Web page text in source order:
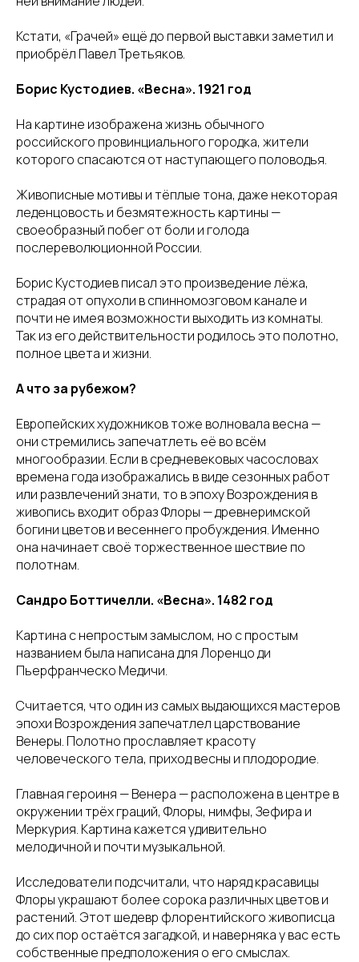
Кстати, «Грачей» ещё до первой выставки заметил и
приобрёл Павел Третьяков.
Борис Кустодиев. «Весна». 1921 год
На картине изображена жизнь обычного
российского провинциального городка, жители
которого спасаются от наступающего половодья.
Живописные мотивы и тёплые тона, даже некоторая
леденцовость и безмятежность картины —
своеобразный побег от боли и голода
послереволюционной России.
Борис Кустодиев писал это произведение лёжа,
страдая от опухоли в спинномозговом канале и
почти не имея возможности выходить из комнаты.
Так из его действительности родилось это полотно,
полное цвета и жизни.
А что за рубежом?
Европейских художников тоже волновала весна —
они стремились запечатлеть её во всём
многообразии. Если в средневековых часословах
времена года изображались в виде сезонных работ
или развлечений знати, то в эпоху Возрождения в
живопись входит образ Флоры — древнеримской
богини цветов и весеннего пробуждения. Именно
она начинает своё торжественное шествие по
полотнам.
Сандро Боттичелли. «Весна». 1482 год
Картина с непростым замыслом, но с простым
названием была написана для Лоренцо ди
Пьерфранческо Медичи.
Считается, что один из самых выдающихся мастеров
эпохи Возрождения запечатлел царствование
Венеры. Полотно прославляет красоту
человеческого тела, приход весны и плодородие.
Главная героиня — Венера — расположена в центре в
окружении трёх граций, Флоры, нимфы, Зефира и
Меркурия. Картина кажется удивительно
мелодичной и почти музыкальной.
Исследователи подсчитали, что наряд красавицы
Флоры украшают более сорока различных цветов и
растений. Этот шедевр флорентийского живописца
до сих пор остаётся загадкой, и наверняка у вас есть
собственные предположения о его смыслах.